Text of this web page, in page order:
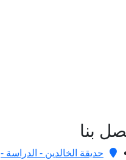
بنا
حديقة الخالدين - الدراسة -